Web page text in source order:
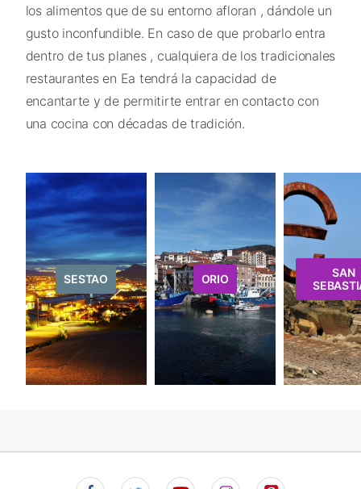
los alimentos que de su entorno afloran , dándole un
gusto inconfundible. En caso de que probarlo entra
dentro de tus planes , cualquiera de los tradicionales
restaurantes en Ea tendrá la capacidad de
encantarte y de permitirte entrar en contacto con
una cocina con décadas de tradición.
SESTAO ORIO
SAN